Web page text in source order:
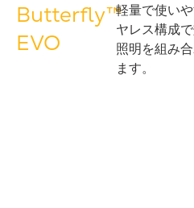
Butterfly™
EVO
軽量で使い
ヤレス構成
照明を組み
ます。